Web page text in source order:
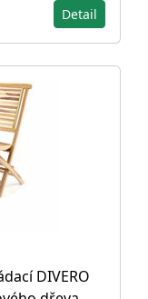
Detail
DIVERO